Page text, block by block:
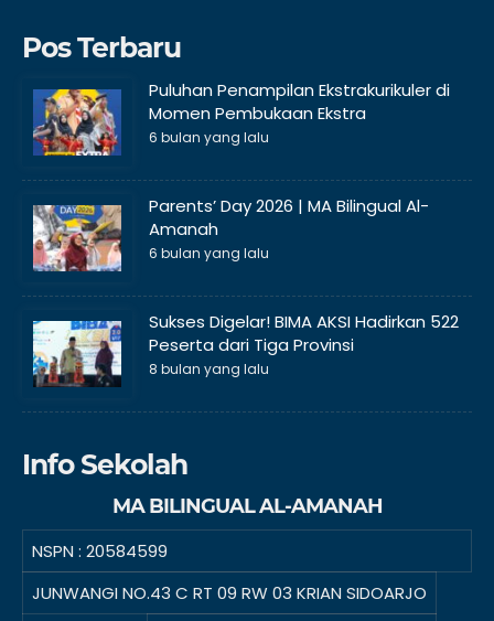
Pos Terbaru
Puluhan Penampilan Ekstrakurikuler di
Momen Pembukaan Ekstra
6 bulan yang lalu
Parents’ Day 2026 | MA Bilingual Al-
Amanah
6 bulan yang lalu
Sukses Digelar! BIMA AKSI Hadirkan 522
Peserta dari Tiga Provinsi
8 bulan yang lalu
Info Sekolah
MA BILINGUAL AL-AMANAH
NSPN : 20584599
JUNWANGI NO.43 C RT 09 RW 03 KRIAN SIDOARJO